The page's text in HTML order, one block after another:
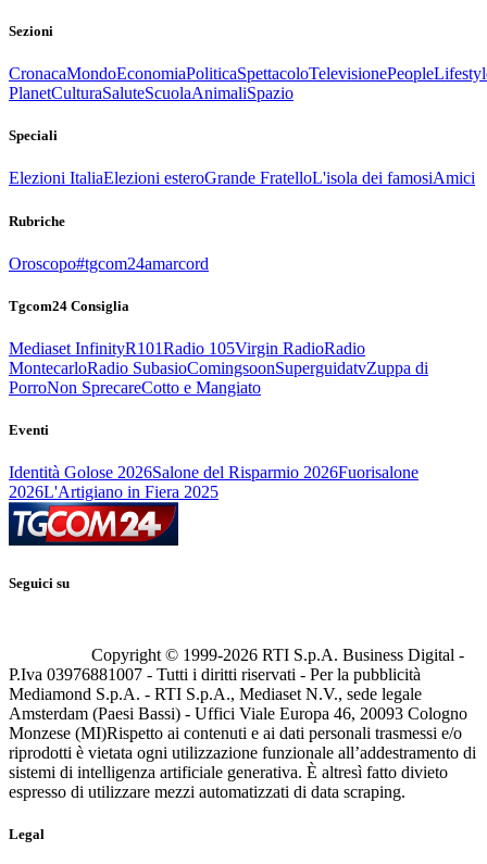
Sezioni
CronacaMondoEconomiaPoliticaSpettacoloTelevisionePeople
PlanetCulturaSaluteScuolaAnimaliSpazio
Speciali
Elezioni ItaliaElezioni esteroGrande FratelloL'isola dei famosiAmici
Rubriche
Oroscopo#tgcom24amarcord
Tgcom24 Consiglia
Mediaset InfinityR101Radio 105Virgin RadioRadio
MontecarloRadio SubasioComingsoonSuperguidatvZuppa di
PorroNon SprecareCotto e Mangiato
Eventi
Identità Golose 2026Salone del Risparmio 2026Fuorisalone
2026L'Artigiano in Fiera 2025
Seguici su
Copyright © 1999-2026 RTI S.p.A. Business Digital -
P.Iva 03976881007 - Tutti i diritti riservati - Per la pubblicità
Mediamond S.p.A. - RTI S.p.A., Mediaset N.V., sede legale
Amsterdam (Paesi Bassi) - Uffici Viale Europa 46, 20093 Cologno
Monzese (MI)Rispetto ai contenuti e ai dati personali trasmessi e/o
riprodotti è vietata ogni utilizzazione funzionale all’addestramento di
sistemi di intelligenza artificiale generativa. È altresì fatto divieto
espresso di utilizzare mezzi automatizzati di data scraping.
Legal